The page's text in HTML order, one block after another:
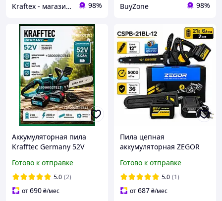
Kraftex - магазин обладнання та інструментів 98% BuyZone 98%
Аккумуляторная пила
Krafftec Germany 52V
бесщеточная с авто
смазкой цепная пила для
обрезки деревьев 2 АКБ
Готово к отправке
5.0 (2)
от690₴/мес
Пила цепная
аккумуляторная ZEGOR
мин, бесщеточная, аккум.
21В*6,0А·ч*2 шт., шина
12" 305мм)
Готово к отправке
5.0 (1)
от687₴/мес